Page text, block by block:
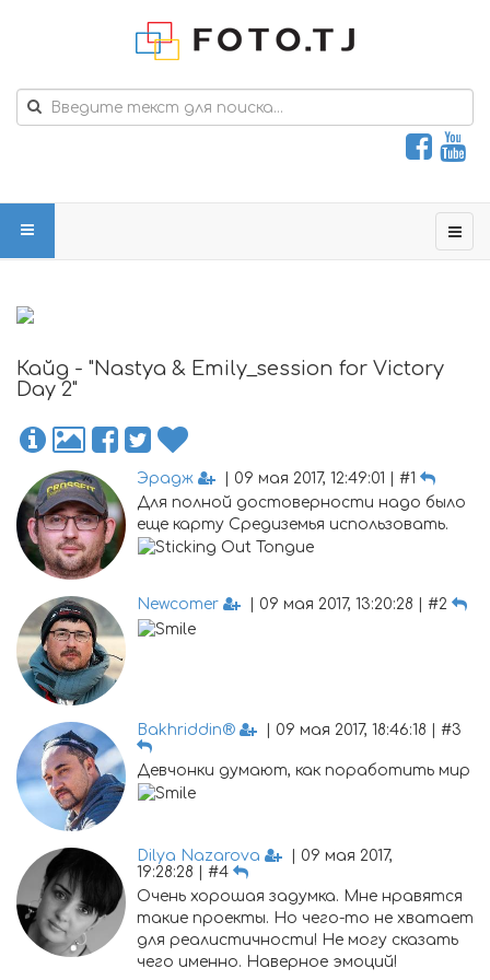
Кайд - "Nastya & Emily_session for Victory
Day 2"
Эрадж
| 09 мая 2017, 12:49:01 | #1
Для полной достоверности надо было
еще карту Средиземья использовать.
Newcomer | 09 мая 2017, 13:20:28 | #2
Bakhriddin® | 09 мая 2017, 18:46:18 | #3
Девчонки думают, как поработить мир
Dilya Nazarova
| 09 мая 2017,
19:28:28 | #4
Очень хорошая задумка. Мне нравятся
такие проекты. Но чего-то не хватает
для реалистичности! Не могу сказать
чего именно. Наверное эмоций!